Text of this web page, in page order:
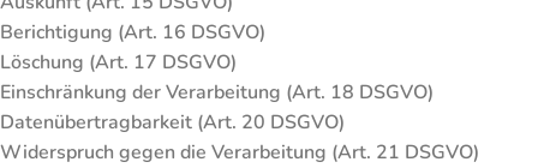
Berichtigung (Art. 16 DSGVO)
Löschung (Art. 17 DSGVO)
Einschränkung der Verarbeitung (Art. 18 DSGVO)
Datenübertragbarkeit (Art. 20 DSGVO)
Widerspruch gegen die Verarbeitung (Art. 21 DSGVO)